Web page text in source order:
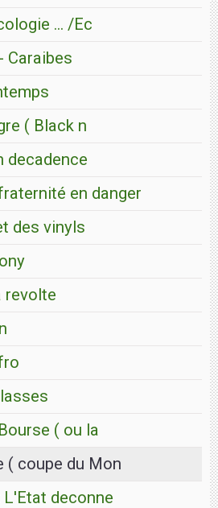
... /Ec
Caraibes
( Black n
decadence
en danger
des vinyls
revolte
( ou la
( coupe du Mon
L'Etat deconne